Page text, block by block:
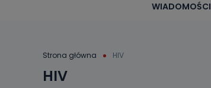
WIADOMOŚCI
Strona główna HIV
HIV